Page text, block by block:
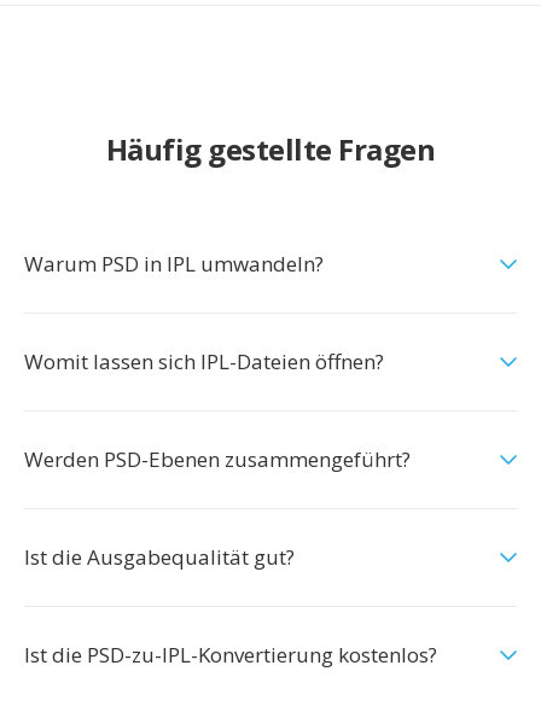
Häufig gestellte Fragen
Warum PSD in IPL umwandeln?
Womit lassen sich IPL-Dateien öffnen?
Werden PSD-Ebenen zusammengeführt?
Ist die Ausgabequalität gut?
Ist die PSD-zu-IPL-Konvertierung kostenlos?